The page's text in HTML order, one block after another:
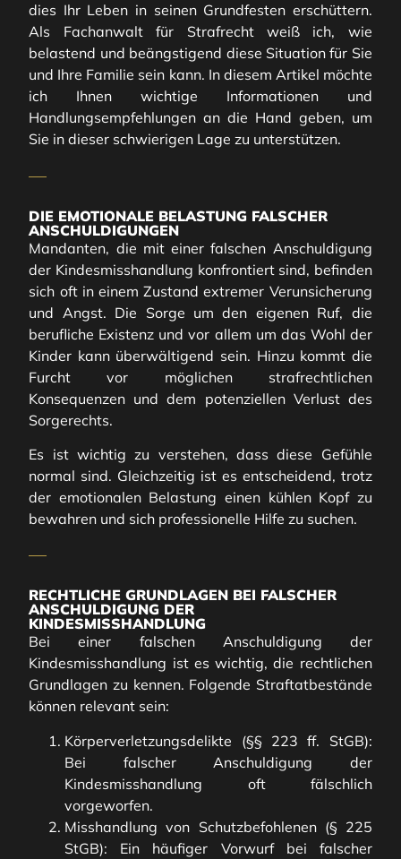
dies Ihr Leben in seinen Grundfesten erschüttern.
Als Fachanwalt für Strafrecht weiß ich, wie
belastend und beängstigend diese Situation für Sie
und Ihre Familie sein kann. In diesem Artikel möchte
ich Ihnen wichtige Informationen und
Handlungsempfehlungen an die Hand geben, um
Sie in dieser schwierigen Lage zu unterstützen.
DIE EMOTIONALE BELASTUNG FALSCHER
ANSCHULDIGUNGEN
Mandanten, die mit einer falschen Anschuldigung
der Kindesmisshandlung konfrontiert sind, befinden
sich oft in einem Zustand extremer Verunsicherung
und Angst. Die Sorge um den eigenen Ruf, die
berufliche Existenz und vor allem um das Wohl der
Kinder kann überwältigend sein. Hinzu kommt die
Furcht vor möglichen strafrechtlichen
Konsequenzen und dem potenziellen Verlust des
Sorgerechts.
Es ist wichtig zu verstehen, dass diese Gefühle
normal sind. Gleichzeitig ist es entscheidend, trotz
der emotionalen Belastung einen kühlen Kopf zu
bewahren und sich professionelle Hilfe zu suchen.
RECHTLICHE GRUNDLAGEN BEI FALSCHER
ANSCHULDIGUNG DER
KINDESMISSHANDLUNG
Bei einer falschen Anschuldigung der
Kindesmisshandlung ist es wichtig, die rechtlichen
Grundlagen zu kennen. Folgende Straftatbestände
können relevant sein:
Körperverletzungsdelikte (§§ 223 ff. StGB):
Bei falscher Anschuldigung der
Kindesmisshandlung oft fälschlich
vorgeworfen.
Misshandlung von Schutzbefohlenen (§ 225
StGB): Ein häufiger Vorwurf bei falscher